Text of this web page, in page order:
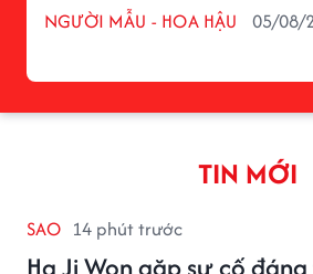
NGƯỜI MẪU - HOA HẬU 05/08/
TIN MỚI
SAO 14 phút trước